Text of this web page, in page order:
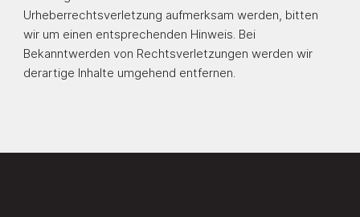
Urheberrechtsverletzung aufmerksam werden, bitten
wir um einen entsprechenden Hinweis. Bei
Bekanntwerden von Rechtsverletzungen werden wir
derartige Inhalte umgehend entfernen.